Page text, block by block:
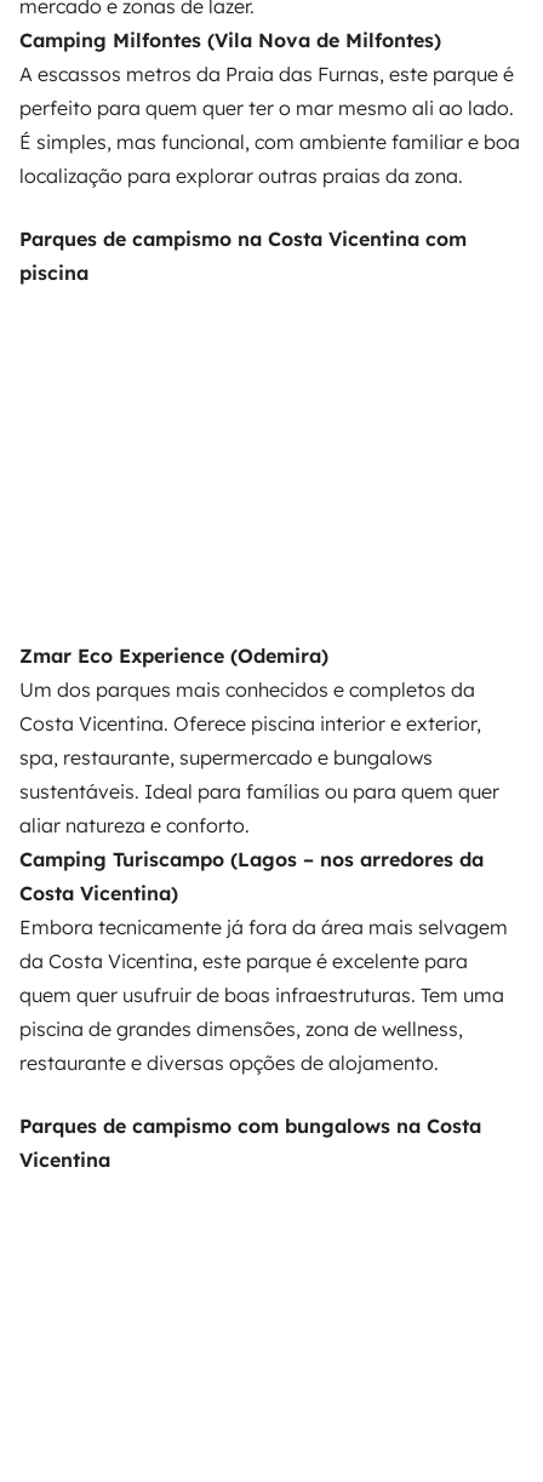
mercado e zonas de lazer.
Camping Milfontes (Vila Nova de Milfontes)
A escassos metros da Praia das Furnas, este parque é
perfeito para quem quer ter o mar mesmo ali ao lado.
É simples, mas funcional, com ambiente familiar e boa
localização para explorar outras praias da zona.
Parques de campismo na Costa Vicentina com
piscina
Zmar Eco Experience (Odemira)
Um dos parques mais conhecidos e completos da
Costa Vicentina. Oferece piscina interior e exterior,
spa, restaurante, supermercado e bungalows
sustentáveis. Ideal para famílias ou para quem quer
aliar natureza e conforto.
Camping Turiscampo (Lagos – nos arredores da
Costa Vicentina)
Embora tecnicamente já fora da área mais selvagem
da Costa Vicentina, este parque é excelente para
quem quer usufruir de boas infraestruturas. Tem uma
piscina de grandes dimensões, zona de wellness,
restaurante e diversas opções de alojamento.
Parques de campismo com bungalows na Costa
Vicentina